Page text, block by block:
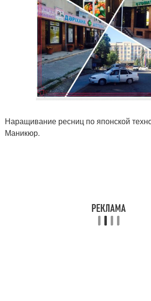
Наращивание ресниц по японской
Маникюр.